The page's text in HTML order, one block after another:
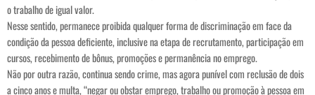
o trabalho de igual valor.
Nesse sentido, permanece proibida qualquer forma de discriminação em face da
condição da pessoa deficiente, inclusive na etapa de recrutamento, participação em
cursos, recebimento de bônus, promoções e permanência no emprego.
Não por outra razão, continua sendo crime, mas agora punível com reclusão de dois
a cinco anos e multa, “negar ou obstar emprego, trabalho ou promoção à pessoa em